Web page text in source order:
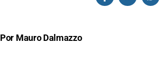
Por Mauro Dalmazzo